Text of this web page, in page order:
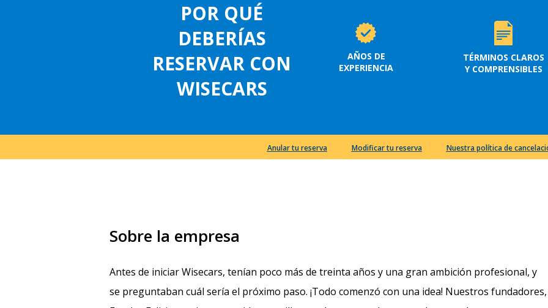
POR QUÉ
DEBERÍAS
RESERVAR CON
WISECARS
AÑOS DE
EXPERIENCIA
TÉRMINOS CLAROS
Y COMPRENSIBLES
Anular tu reserva Modificar tu reserva Nuestra política de
Sobre la empresa
Antes de iniciar Wisecars, tenían poco más de treinta años y una gran ambición profesional, y
se preguntaban cuál sería el próximo paso. ¡Todo comenzó con una idea! Nuestros fundadores,